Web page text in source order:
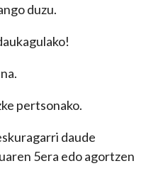
duzu.
pertsonako.
daude
5era edo agortzen